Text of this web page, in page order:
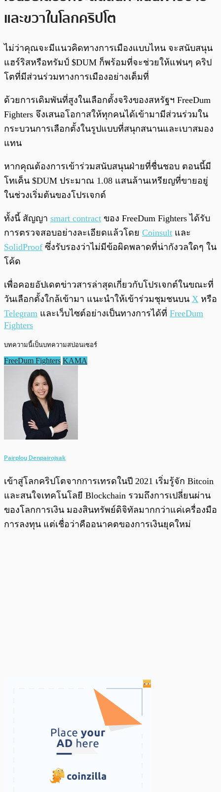
และขวาในโลกคริปโต
ไม่ว่าคุณจะมีแนวคิดทางการเมืองแบบไหน จะสนับสนุน
แฮร์ริสหรือทรัมป์ $DUM ก็พร้อมที่จะช่วยให้แฟนๆ คริป
โตที่มีส่วนร่วมทางการเมืองอย่างเต็มที่
ด้วยการเดิมพันที่สูงในเลือกตั้งจริงของสหรัฐฯ FreeDum
Fighters จึงเสนอโอกาสให้ทุกคนได้เข้ามามีส่วนร่วมใน
กระบวนการเลือกตั้งในรูปแบบที่สนุกสนานและเบาสมอง
แทน
หากคุณต้องการเข้าร่วมสนับสนุนฝ่ายที่ชื่นชอบ ตอนนี้มี
โทเค็น $DUM ประมาณ 1.08 แสนล้านเหรียญที่ขายอยู่
ในช่วงเริ่มต้นของโปรเจกต์
ทั้งนี้ สัญญา smart contract ของ FreeDum Fighters ได้รับ
การตรวจสอบอย่างละเอียดแล้วโดย Coinsult และ
SolidProof ซึ่งรับรองว่าไม่มีข้อผิดพลาดที่น่ากังวลใดๆ ใน
โค้ด
เพื่อคอยอัปเดตข่าวสารล่าสุดเกี่ยวกับโปรเจกต์ในขณะที่
วันเลือกตั้งใกล้เข้ามา แนะนำให้เข้าร่วมชุมชนบน X หรือ
Telegram และเว็บไซต์อย่างเป็นทางการได้ที่ FreeDum
Fighters
บทความนี้เป็นบทความสปอนเซอร์
FreeDum Fighters KAMA
Pairploy Denpairojsak
เข้าสู่โลกคริปโตจากการเทรดในปี 2021 เริ่มรู้จัก Bitcoin
และสนใจเทคโนโลยี Blockchain รวมถึงการเปลี่ยนผ่าน
ของโลกการเงิน มองสินทรัพย์ดิจิทัลมากกว่าแค่เครื่องมือ
การลงทุน แต่เชื่อว่าคืออนาคตของการเงินยุคใหม่